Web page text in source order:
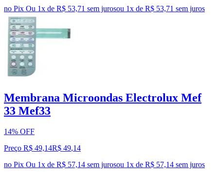
no Pix Ou 1x de R$ 53,71 sem jurosou 1x de R$ 53,71 sem juros
Membrana Microondas Electrolux Mef
33 Mef33
14% OFF
Preço R$ 49,14R$ 49,14
no Pix Ou 1x de R$ 57,14 sem jurosou 1x de R$ 57,14 sem juros